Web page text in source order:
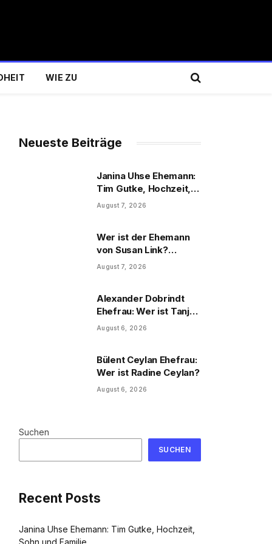
WIE ZU
Neueste Beiträge
Janina Uhse Ehemann:
Tim Gutke, Hochzeit,
Sohn und Familie
August 7, 2026
Wer ist der Ehemann
von Susan Link?
Wolfgang Link, Beruf
August 7, 2026
Alexander Dobrindt
Ehefrau: Wer ist Tanja
Käser?
August 6, 2026
Bülent Ceylan Ehefrau:
Wer ist Radine Ceylan?
August 6, 2026
Suchen
SUCHEN
Recent Posts
Janina Uhse Ehemann: Tim Gutke, Hochzeit,
Sohn und Familie